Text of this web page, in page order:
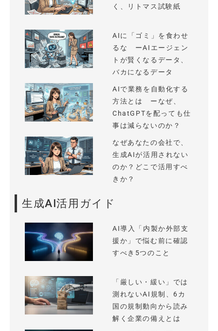
く、リトマス試験紙
AIに「ゴミ」を食わせ
るな ーAIエージェン
トが賢くなるデータ、
バカになるデータ
AIで業務を自動化する
方法とは ーなぜ、
ChatGPTを配っても仕
事は減らないのか？
なぜあなたの会社で、
生成AIが活用されない
のか？どこで活用すべ
きか？
生成AI活用ガイド
AI導入「内製か外部支
援か」で悩む前に確認
すべき5つのこと
「厳しい・緩い」では
測れないAI規制、6カ
国の規制動向から読み
解く企業の備えとは